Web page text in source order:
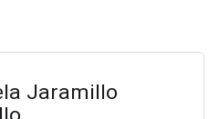
Jaramillo